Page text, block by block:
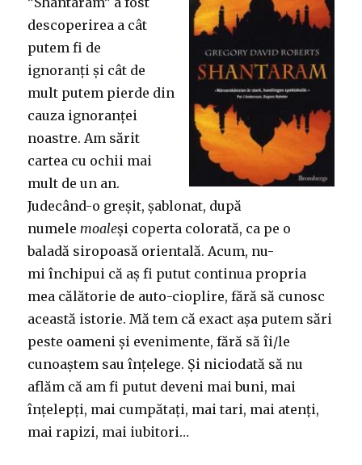
descoperirea a cât
putem fi de
ignoranți și cât de
mult putem pierde din
cauza ignoranței
noastre. Am sărit
cartea cu ochii mai
mult de un an.
Judecând-o greșit, șablonat, după
numelemoaleși coperta colorată, ca pe o
baladă siropoasă orientală. Acum, nu-
mi închipui că aș fi putut continua propria
mea călătorie de auto-cioplire, fără să cunosc
această istorie. Mă tem că exact așa putem sări
peste oameni și evenimente, fără să îi/le
cunoaștem sau înțelege. Și niciodată să nu
aflăm că am fi putut deveni mai buni, mai
înțelepți, mai cumpătați, mai tari, mai atenți,
mai rapizi, mai iubitori…